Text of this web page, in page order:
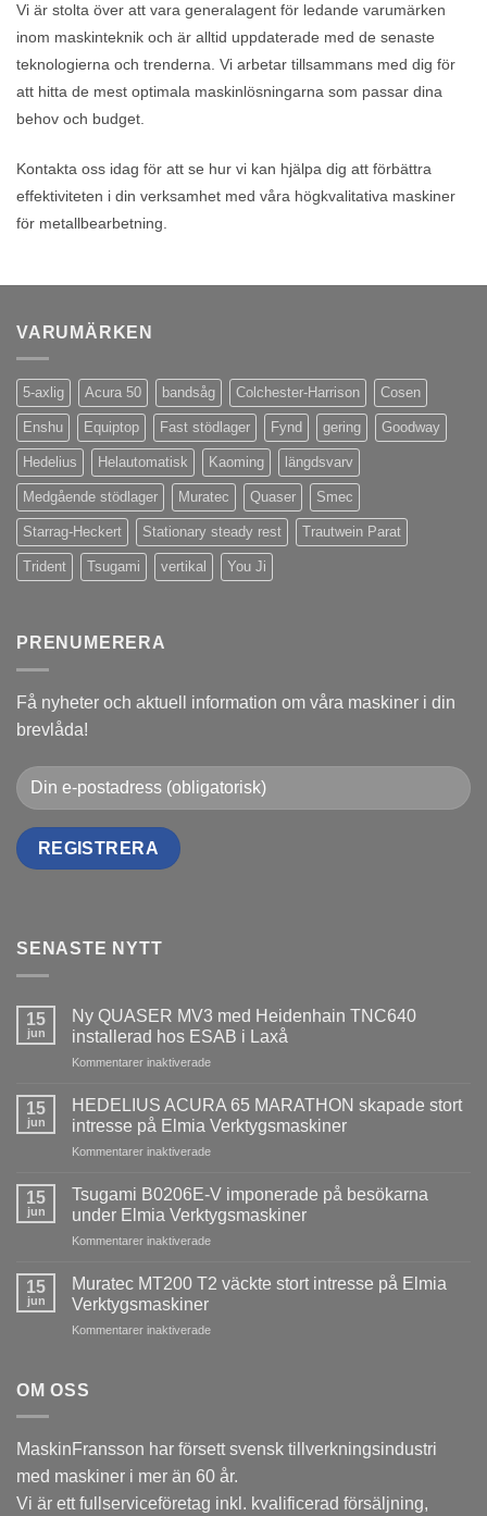
Vi är stolta över att vara generalagent för ledande varumärken
inom maskinteknik och är alltid uppdaterade med de senaste
teknologierna och trenderna. Vi arbetar tillsammans med dig för
att hitta de mest optimala maskinlösningarna som passar dina
behov och budget.
Kontakta oss idag för att se hur vi kan hjälpa dig att förbättra
effektiviteten i din verksamhet med våra högkvalitativa maskiner
för metallbearbetning.
VARUMÄRKEN
5-axlig Acura 50 bandsåg Colchester-Harrison Cosen
Enshu Equiptop Fast stödlager Fynd gering Goodway
Hedelius Helautomatisk Kaoming längdsvarv
Medgående stödlager Muratec Quaser Smec
Starrag-Heckert Stationary steady rest Trautwein Parat
Trident Tsugami vertikal You Ji
PRENUMERERA
Få nyheter och aktuell information om våra maskiner i din
brevlåda!
SENASTE NYTT
15
jun
Ny QUASER MV3 med Heidenhain TNC640
installerad hos ESAB i Laxå
Kommentarer inaktiveradeför
QUASER
MV3
med
Heidenhain
installerad
hos
ESAB
i
15
jun
HEDELIUS ACURA 65 MARATHON skapade stort
intresse på Elmia Verktygsmaskiner
Kommentarer inaktiveradeför
ACURA
MARATHON
skapade
intresse
Verktygsmaskiner
15
jun
Tsugami B0206E-V imponerade på besökarna
under Elmia Verktygsmaskiner
Kommentarer inaktiveradeför
B0206E-
på
15
jun
Muratec MT200 T2 väckte stort intresse på Elmia
Verktygsmaskiner
Kommentarer inaktiveradeför
på
Elmia
Verktygsmaskiner
OM OSS
MaskinFransson har försett svensk tillverkningsindustri
med maskiner i mer än 60 år.
Vi är ett fullserviceföretag inkl. kvalificerad försäljning,